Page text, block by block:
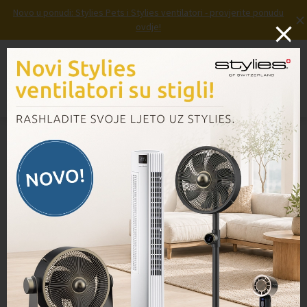
Novo u ponudi: Stylies Pets i Stylies ventilatori - provjerite ponudu
ovdje!
×
Prijava Košarica
Domov
/ Proizvodi / Torba za priključke VK136/140